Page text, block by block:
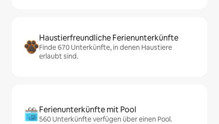
Haustierfreundliche Ferienunterkünfte
Finde 670 Unterkünfte, in denen Haustiere
erlaubt sind.
Ferienunterkünfte mit Pool
560 Unterkünfte verfügen über einen Pool.